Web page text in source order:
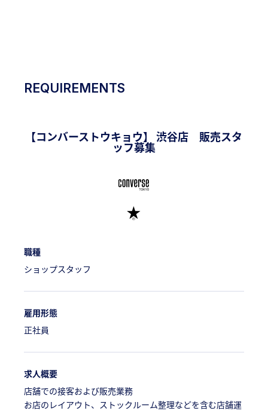
REQUIREMENTS
【コンバーストウキョウ】 渋谷店 販売スタ
ッフ募集
職種
ショップスタッフ
雇用形態
正社員
求人概要
店舗での接客および販売業務
お店のレイアウト、ストックルーム整理などを含む店舗運